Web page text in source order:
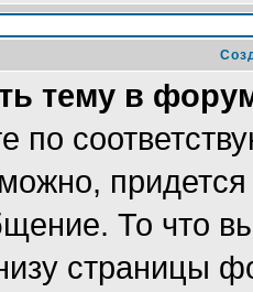
тему в
по
придется
То что
страницы